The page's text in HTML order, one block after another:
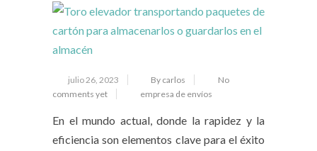
julio 26, 2023 By carlos
No
comments yet
empresa de envíos
En el mundo actual, donde la rapidez y la
eficiencia son elementos clave para el éxito